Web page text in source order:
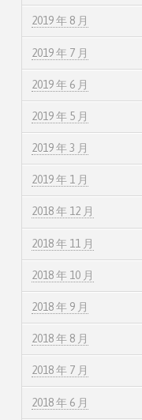
2019 年 8 月
2019 年 7 月
2019 年 6 月
2019 年 5 月
2019 年 3 月
2019 年 1 月
2018 年 12 月
2018 年 11 月
2018 年 10 月
2018 年 9 月
2018 年 8 月
2018 年 7 月
2018 年 6 月